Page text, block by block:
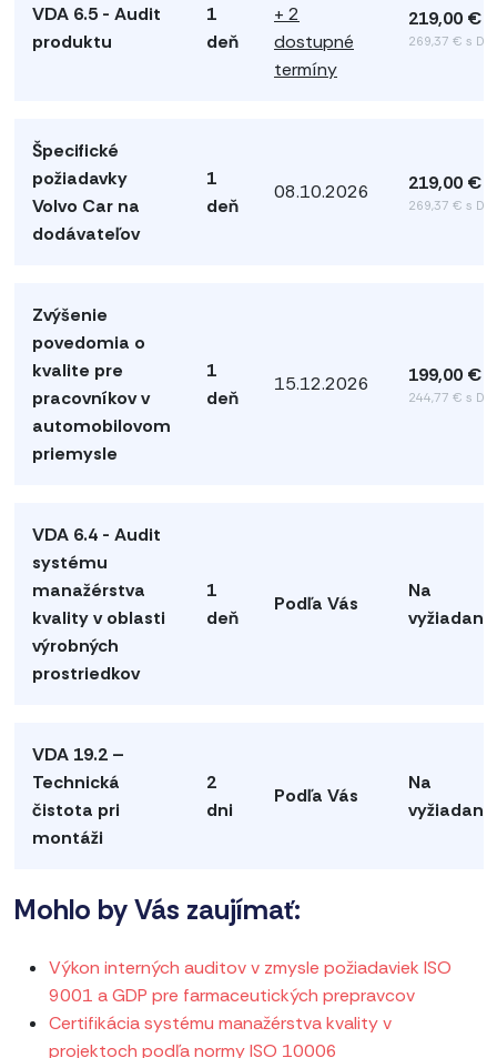
VDA 6.5 - Audit
produktu
1
deň
+ 2
dostupné
termíny
219,00 €
269,37 € s
Špecifické
požiadavky
Volvo Car na
dodávateľov
1
deň
08.10.2026 219,00 €
269,37 € s
Zvýšenie
povedomia o
kvalite pre
pracovníkov v
automobilovom
priemysle
1
deň
15.12.2026 199,00 €
244,77 € s
VDA 6.4 - Audit
systému
manažérstva
kvality v oblasti
výrobných
prostriedkov
1
deň
Podľa Vás
Na
VDA 19.2 –
Technická
čistota pri
montáži
2
dni
Podľa Vás
Na
Mohlo by Vás zaujímať:
Výkon interných auditov v zmysle požiadaviek ISO
9001 a GDP pre farmaceutických prepravcov
Certifikácia systému manažérstva kvality v
projektoch podľa normy ISO 10006